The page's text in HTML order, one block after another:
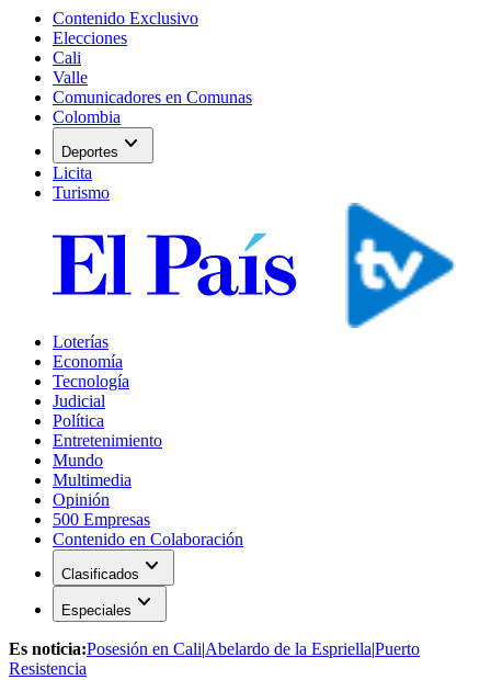
Contenido Exclusivo
Elecciones
Cali
Valle
Comunicadores en Comunas
Colombia
Deportes expand_more
Licita
Turismo
Loterías
Economía
Tecnología
Judicial
Política
Entretenimiento
Mundo
Multimedia
Opinión
500 Empresas
Contenido en Colaboración
Clasificados expand_more
Especiales expand_more
Es noticia:Posesión en Cali|Abelardo de la Espriella|Puerto
Resistencia